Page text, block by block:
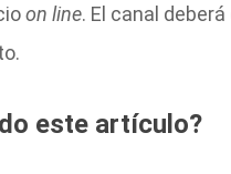
on line. El canal
este artículo?